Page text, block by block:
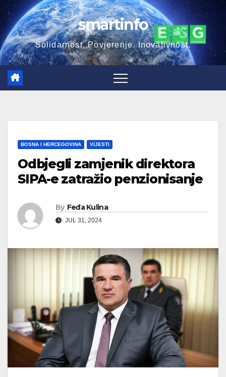
Skip
to
content
smartinfo
Solidarnost. Povjerenje. Inovativnost.
BOSNA I HERCEGOVINA VIJESTI
Odbjegli zamjenik direktora
SIPA-e zatražio penzionisanje
By Feđa Kulina
JUL 31, 2024